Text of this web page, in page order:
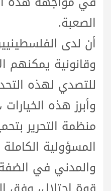
الصعبة.
أن لدى
وقانونية يمكنهم
للتصدي لهذه
وأبرز هذه
منظمة التحرير
المسؤولية
والمدني في الضفة